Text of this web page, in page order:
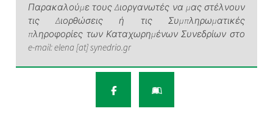
Παρακαλούμε τους Διοργανωτές να μας στέλνουν
τις Διορθώσεις ή τις Συμπληρωματικές
πληροφορίες των Καταχωρημένων Συνεδρίων στο
e-mail: elena [at] synedrio.gr